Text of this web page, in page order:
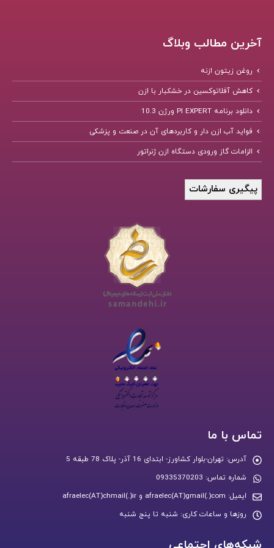
آخرین مطالب وبلاگ
روغن زیتون ازنه
کاهش آفلاتوکسین در خشکبار با ازن
دانلود برنامه PI EXPERT ورژن 10.3
فواید آب ازن دار و کاربردهای آن در صنعت و پزشکی
الزامات گاز ورودی دستگاه ازن ژنراتور
پیگیری سفارشات
تماس با ما
آدرس: تهران-بلوار کشاورز- ابتدای 16 آذر- پلاک 78 طبقه 5
شماره تماس: 09335370203
ایمیل: afraelec(AT)gmail(.)com و afraelec(AT)chmail(.)ir
روزها و ساعات کاری: شنبه تا پنج شنبه